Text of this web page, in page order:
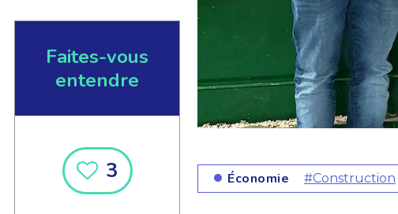
Faites-vous
entendre
3 Économie #Construction